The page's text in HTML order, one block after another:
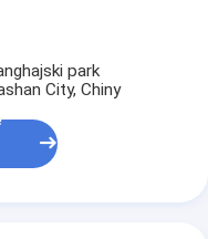
park
City, Chiny